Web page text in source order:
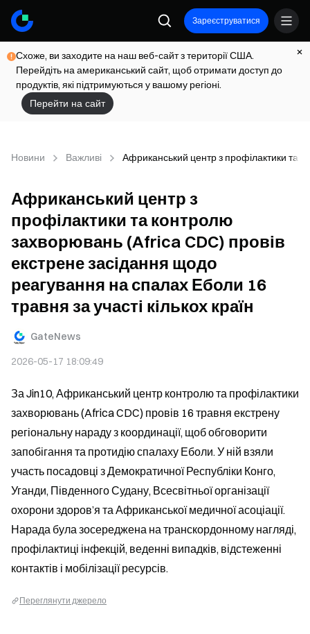
Зареєструватися
Схоже, ви заходите на наш веб-сайт з території США.
Перейдіть на американський сайт, щоб отримати доступ до
продуктів, які підтримуються у вашому регіоні.
Перейти на сайт
Новини Важливі Африканський центр з профілактики та
Африканський центр з
профілактики та контролю
захворювань (Africa CDC) провів
екстрене засідання щодо
реагування на спалах Еболи 16
травня за участі кількох країн
GateNews
2026-05-17 18:09:49
За Jin10, Африканський центр контролю та профілактики
захворювань (Africa CDC) провів 16 травня екстрену
регіональну нараду з координації, щоб обговорити
запобігання та протидію спалаху Еболи. У ній взяли
участь посадовці з Демократичної Республіки Конго,
Уганди, Південного Судану, Всесвітньої організації
охорони здоров’я та Африканської медичної асоціації.
Нарада була зосереджена на транскордонному нагляді,
профілактиці інфекцій, веденні випадків, відстеженні
контактів і мобілізації ресурсів.
Переглянути джерело